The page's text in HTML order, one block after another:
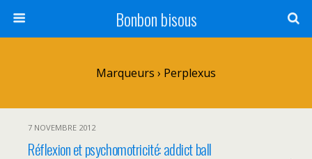
Bonbon bisous
Marqueurs › Perplexus
7 NOVEMBRE 2012
Réflexion et psychomotricité: addict ball